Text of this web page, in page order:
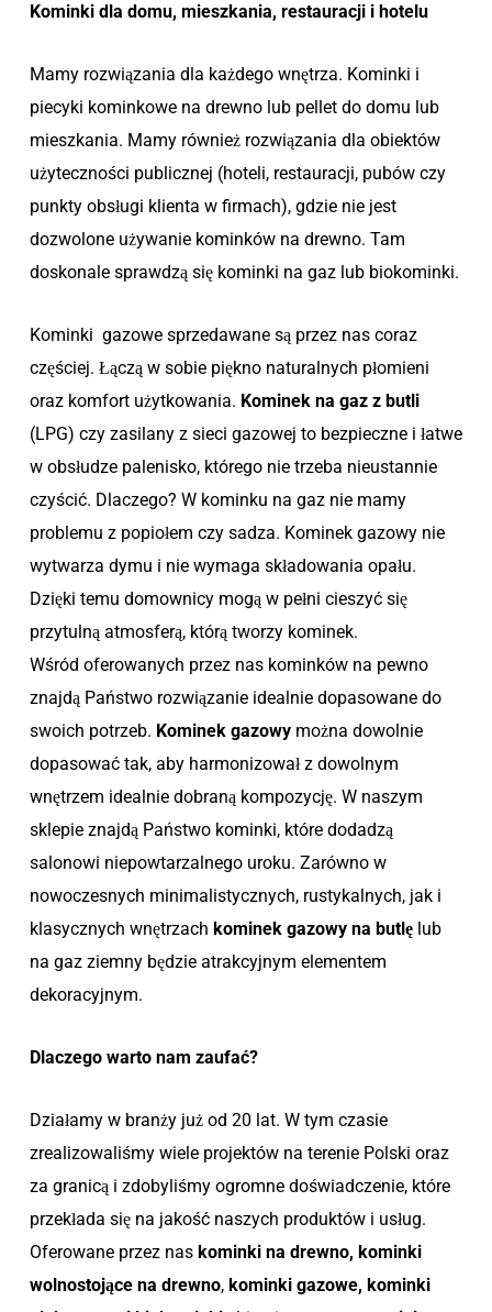
Kominki dla domu, mieszkania, restauracji i hotelu
Mamy rozwiązania dla każdego wnętrza. Kominki i
piecyki kominkowe na drewno lub pellet do domu lub
mieszkania. Mamy również rozwiązania dla obiektów
użyteczności publicznej (hoteli, restauracji, pubów czy
punkty obsługi klienta w firmach), gdzie nie jest
dozwolone używanie kominków na drewno. Tam
doskonale sprawdzą się kominki na gaz lub biokominki.
Kominki gazowe sprzedawane są przez nas coraz
częściej. Łączą w sobie piękno naturalnych płomieni
oraz komfort użytkowania. Kominek na gaz z butli
(LPG) czy zasilany z sieci gazowej to bezpieczne i łatwe
w obsłudze palenisko, którego nie trzeba nieustannie
czyścić. Dlaczego? W kominku na gaz nie mamy
problemu z popiołem czy sadza. Kominek gazowy nie
wytwarza dymu i nie wymaga składowania opału.
Dzięki temu domownicy mogą w pełni cieszyć się
przytulną atmosferą, którą tworzy kominek.
Wśród oferowanych przez nas kominków na pewno
znajdą Państwo rozwiązanie idealnie dopasowane do
swoich potrzeb. Kominek gazowy można dowolnie
dopasować tak, aby harmonizował z dowolnym
wnętrzem idealnie dobraną kompozycję. W naszym
sklepie znajdą Państwo kominki, które dodadzą
salonowi niepowtarzalnego uroku. Zarówno w
nowoczesnych minimalistycznych, rustykalnych, jak i
klasycznych wnętrzach kominek gazowy na butlęlub
na gaz ziemny będzie atrakcyjnym elementem
dekoracyjnym.
Dlaczego warto nam zaufać?
Działamy w branży już od 20 lat. W tym czasie
zrealizowaliśmy wiele projektów na terenie Polski oraz
za granicą i zdobyliśmy ogromne doświadczenie, które
przekłada się na jakość naszych produktów i usług.
Oferowane przez nas kominki na drewno, kominki
wolnostojące na drewno, kominki gazowe, kominki